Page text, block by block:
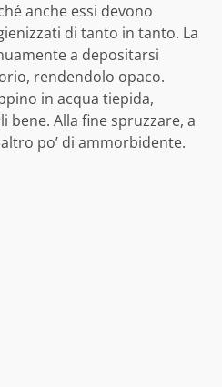
anche essi devono
di tanto in tanto. La
a depositarsi
rendendolo opaco.
in acqua tiepida,
bene. Alla fine spruzzare, a
po’ di ammorbidente.